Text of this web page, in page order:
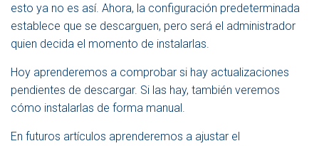
esto ya no es así. Ahora, la configuración predeterminada
establece que se descarguen, pero será el administrador
quien decida el momento de instalarlas.
Hoy aprenderemos a comprobar si hay actualizaciones
pendientes de descargar. Si las hay, también veremos
cómo instalarlas de forma manual.
En futuros artículos aprenderemos a ajustar el